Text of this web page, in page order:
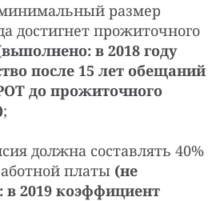
минимальный размер
достигнет прожиточного
в 2018 году
после 15 лет обещаний
до прожиточного
;
должна составлять 40%
платы (не
2019 коэффициент